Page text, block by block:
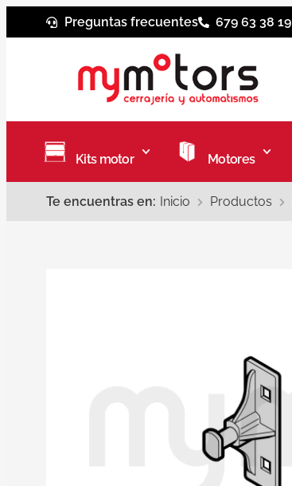
Preguntas frecuentes 679 63 38 19
Kits motor Motores
Te encuentras en: Inicio Productos